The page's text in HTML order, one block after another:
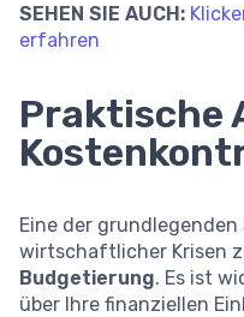
SEHEN SIE AUCH:
erfahren
Praktische
Eine der
wirtschaftlicher Krisen
Budgetierung. Es ist
über Ihre finanziellen